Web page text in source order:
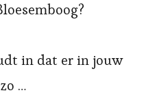
in dat er in jouw
…